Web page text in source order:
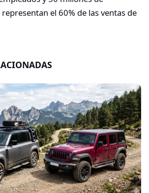
el 60% de las ventas de